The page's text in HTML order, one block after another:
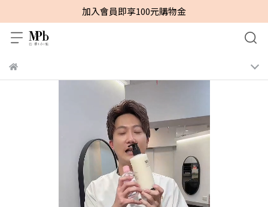
加入會員即享100元購物金